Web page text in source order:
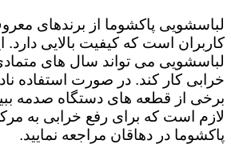
لباسشویی پاکشوما از برندهای
کاربران است که کیفیت بالایی دارد.
لباسشویی می تواند سال های
خرابی کار کند. در صورت استفاده
برخی از قطعه های دستگاه صدمه
لازم است که برای رفع خرابی به
پاکشوما در دهاقان مراجعه نمایید.